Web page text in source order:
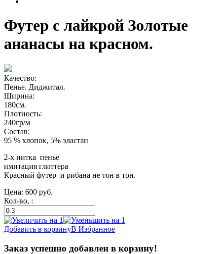
Футер с лайкрой Золотые
ананасы на красном.
Качество:
Пенье. Диджитал.
Ширина:
180см.
Плотность:
240гр/м
Состав:
95 % хлопок, 5% эластан
2-х нитка пенье
имитация глиттера
Красный футер и рибана не тон в тон.
Цена: 600 руб.
Кол-во, :
Добавить в корзинуВ Избранное
Заказ успешно добавлен в корзину!